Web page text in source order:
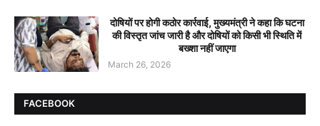
दोषियों पर होगी कठोर कार्रवाई, मुख्यमंत्री ने कहा कि घटना
की विस्तृत जांच जारी है और दोषियों को किसी भी स्थिति में
बख्शा नहीं जाएगा
March 26, 2026
FACEBOOK